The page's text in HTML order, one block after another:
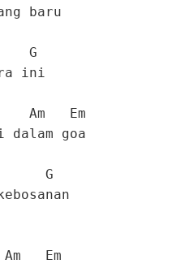
baru
ini
Em
dalam goa